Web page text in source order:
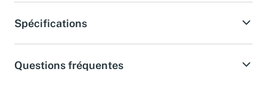
Spécifications
Questions fréquentes